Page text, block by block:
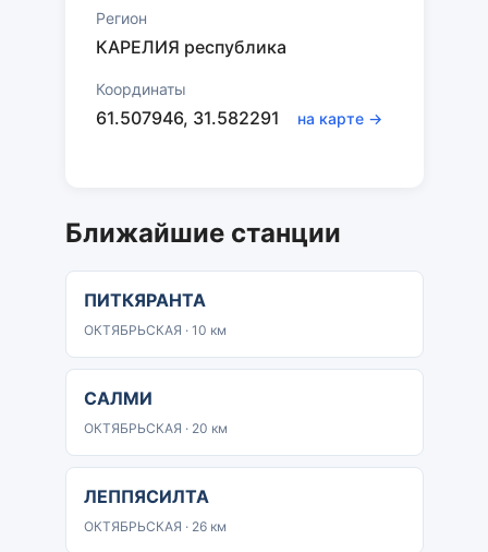
Регион
КАРЕЛИЯ республика
Координаты
61.507946, 31.582291 на карте →
Ближайшие станции
ПИТКЯРАНТА
ОКТЯБРЬСКАЯ · 10 км
САЛМИ
ОКТЯБРЬСКАЯ · 20 км
ЛЕППЯСИЛТА
ОКТЯБРЬСКАЯ · 26 км